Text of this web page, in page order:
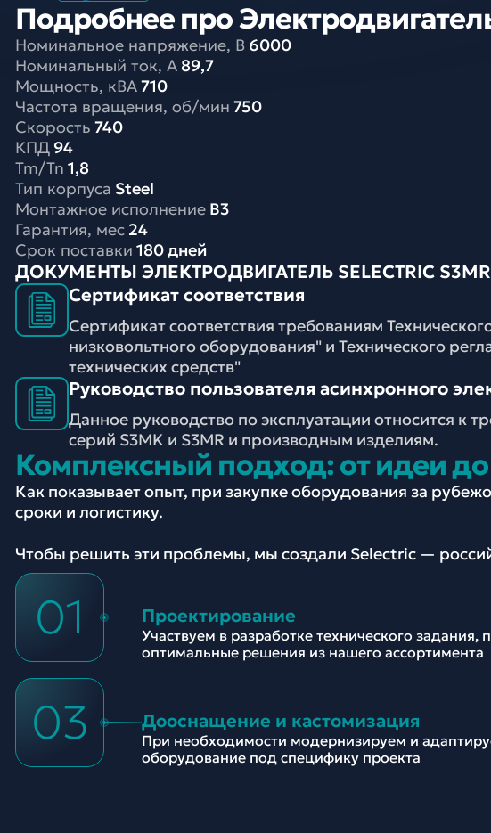
Подробнее про
Номинальное напряжение, В 6000
Номинальный ток, A 89,7
Мощность, кВА710
Частота вращения, об/мин 750
Скорость 740
КПД 94
Tm/Tn 1,8
Тип корпуса Steel
Монтажное исполнение B3
Гарантия, мес 24
Срок поставки 180 дней
ДОКУМЕНТЫ ЭЛЕКТРОДВИГАТЕЛЬ SELECTRIC
Сертификат соответствия
Сертификат соответствия требованиям
низковольтного оборудования" и Технического
технических средств"
Руководство пользователя асинхронного
Данное руководство по эксплуатации относится к
серий S3MK и S3MR и производным изделиям.
Комплексный подход: от идеи до
Как показывает опыт, при закупке оборудования за
сроки и логистику.
Чтобы решить эти проблемы, мы создали Selectric —
01 Проектирование
Участвуем в разработке технического задания,
оптимальные решения из нашего ассортимента
03 Дооснащение и кастомизация
При необходимости модернизируем и
оборудование под специфику проекта